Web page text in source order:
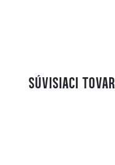
SÚVISIACI TOVAR